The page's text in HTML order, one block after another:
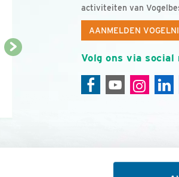
activiteiten van
AANMELDEN
Volg ons via social